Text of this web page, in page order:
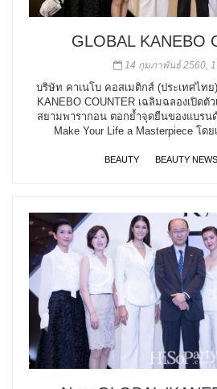
GLOBAL KANEBO
14 กุมภาพันธ์ 2560,
บริษัท คาเนโบ คอสเมติกส์ (ประเทศไทย
KANEBO COUNTER เฉลิมฉลองเปิด
สยามพารากอน ตอกย้ำจุดยืนของแบร
Make Your Life a Masterpiece โด
BEAUTY BEAUTY